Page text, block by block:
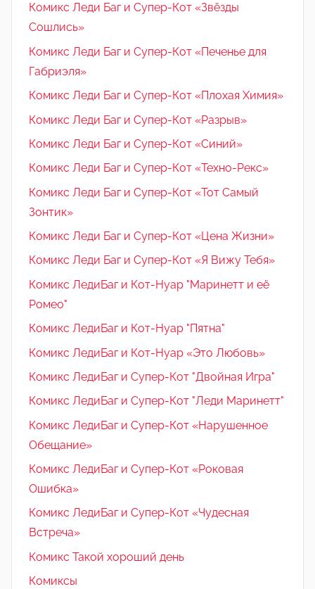
Комикс Леди Баг и Супер-Кот «Звёзды
Сошлись»
Комикс Леди Баг и Супер-Кот «Печенье для
Габриэля»
Комикс Леди Баг и Супер-Кот «Плохая Химия»
Комикс Леди Баг и Супер-Кот «Разрыв»
Комикс Леди Баг и Супер-Кот «Синий»
Комикс Леди Баг и Супер-Кот «Техно-Рекс»
Комикс Леди Баг и Супер-Кот «Тот Самый
Зонтик»
Комикс Леди Баг и Супер-Кот «Цена Жизни»
Комикс Леди Баг и Супер-Кот «Я Вижу Тебя»
Комикс ЛедиБаг и Кот-Нуар "Маринетт и её
Ромео"
Комикс ЛедиБаг и Кот-Нуар "Пятна"
Комикс ЛедиБаг и Кот-Нуар «Это Любовь»
Комикс ЛедиБаг и Супер-Кот "Двойная Игра"
Комикс ЛедиБаг и Супер-Кот "Леди Маринетт"
Комикс ЛедиБаг и Супер-Кот «Нарушенное
Обещание»
Комикс ЛедиБаг и Супер-Кот «Роковая
Ошибка»
Комикс ЛедиБаг и Супер-Кот «Чудесная
Встреча»
Комикс Такой хороший день
Комиксы